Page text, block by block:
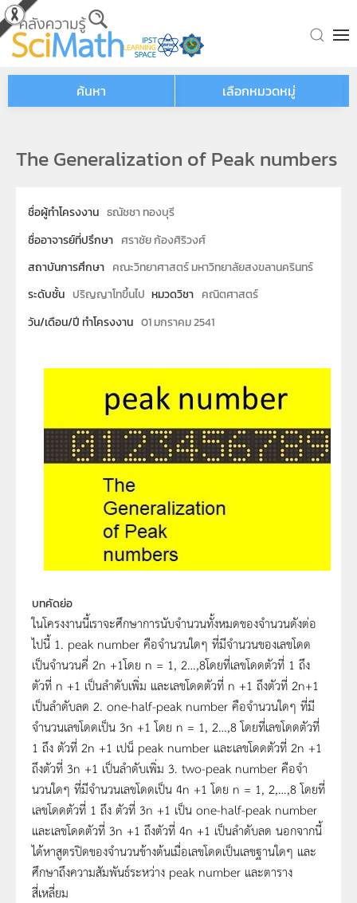
Skip to main content
ค้นหา เลือกหมวดหมู่
The Generalization of Peak numbers
ชื่อผู้ทำโครงงาน ธณัชชา ทองบุรี
ชื่ออาจารย์ที่ปรึกษา ศราชัย ก้องศิริวงศ์
สถาบันการศึกษา คณะวิทยาศาสตร์ มหาวิทยาลัยสงขลานครินทร์
ระดับชั้น ปริญญาโทขึ้นไป หมวดวิชา คณิตศาสตร์
วัน/เดือน/ปี ทำโครงงาน 01 มกราคม 2541
บทคัดย่อ
ในโครงงานนี้เราจะศึกษาการนับจำนวนทั้งหมดของจำนวนดังต่อ
ไปนี้ 1. peak number คือจำนวนใดๆ ที่มีจำนวนของเลขโดด
เป็นจำนวนคี่ 2n +1โดย n = 1, 2…,8โดยที่เลขโดดตัวที่ 1 ถึง
ตัวที่ n +1 เป็นลำดับเพิ่ม และเลขโดดตัวที่ n +1 ถึงตัวที่ 2n+1
เป็นลำดับลด 2. one-half-peak number คือจำนวนใดๆ ที่มี
จำนวนเลขโดดเป็น 3n +1 โดย n = 1, 2…,8 โดยที่เลขโดดตัวที่
1 ถึง ตัวที่ 2n +1 เปน็ peak number และเลขโดดตัวที่ 2n +1
ถึงตัวที่ 3n +1 เป็นลำดับเพิ่ม 3. two-peak number คือจำ
นวนใดๆ ที่มีจำนวนเลขโดดเป็น 4n +1 โดย n = 1, 2,…,8 โดยที่
เลขโดดตัวที่ 1 ถึง ตัวที่ 3n +1 เป็น one-half-peak number
และเลขโดดตัวที่ 3n +1 ถึงตัวที่ 4n +1 เป็นลำดับลด นอกจากนี้
ได้หาสูตรปิดของจำนวนข้างต้นเมื่อเลขโดดเป็นเลขฐานใดๆ และ
ศึกษาถึงความสัมพันธ์ระหว่าง peak number และตาราง
สี่เหลี่ยม